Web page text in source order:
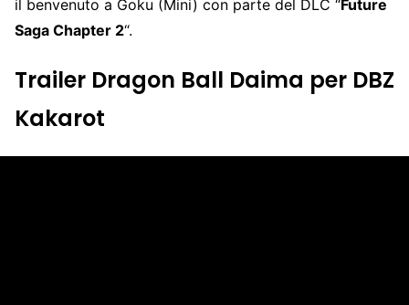
il benvenuto a Goku (Mini) con parte del DLC “Future
Saga Chapter 2“.
Trailer Dragon Ball Daima per DBZ
Kakarot